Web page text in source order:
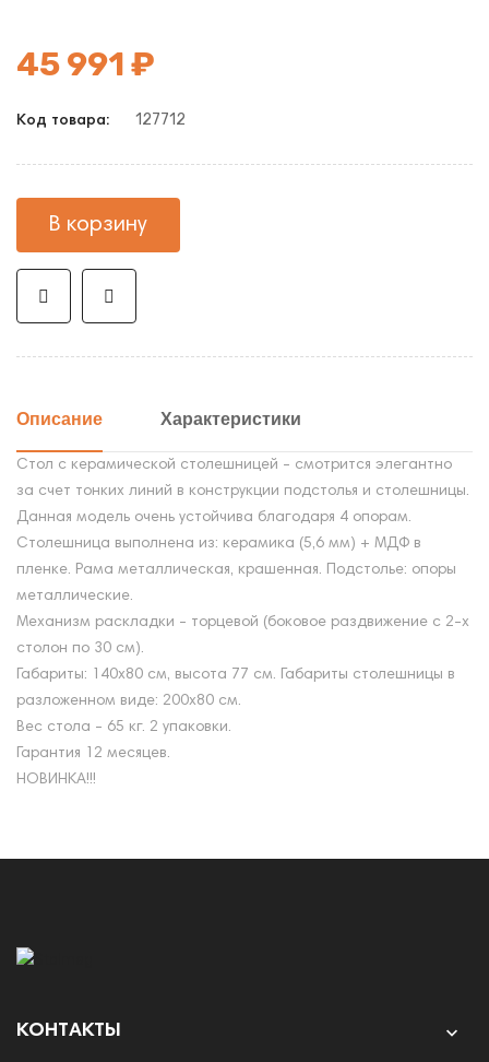
45 991 ₽
Код товара: 127712
В корзину
Описание Характеристики
Стол с керамической столешницей - смотрится элегантно
за счет тонких линий в конструкции подстолья и столешницы.
Данная модель очень устойчива благодаря 4 опорам.
Столешница выполнена из: керамика (5,6 мм) + МДФ в
пленке. Рама металлическая, крашенная. Подстолье: опоры
металлические.
Механизм раскладки - торцевой (боковое раздвижение с 2-х
столон по 30 см).
Габариты: 140х80 см, высота 77 см. Габариты столешницы в
разложенном виде: 200х80 см.
Вес стола - 65 кг. 2 упаковки.
Гарантия 12 месяцев.
НОВИНКА!!!
КОНТАКТЫ 